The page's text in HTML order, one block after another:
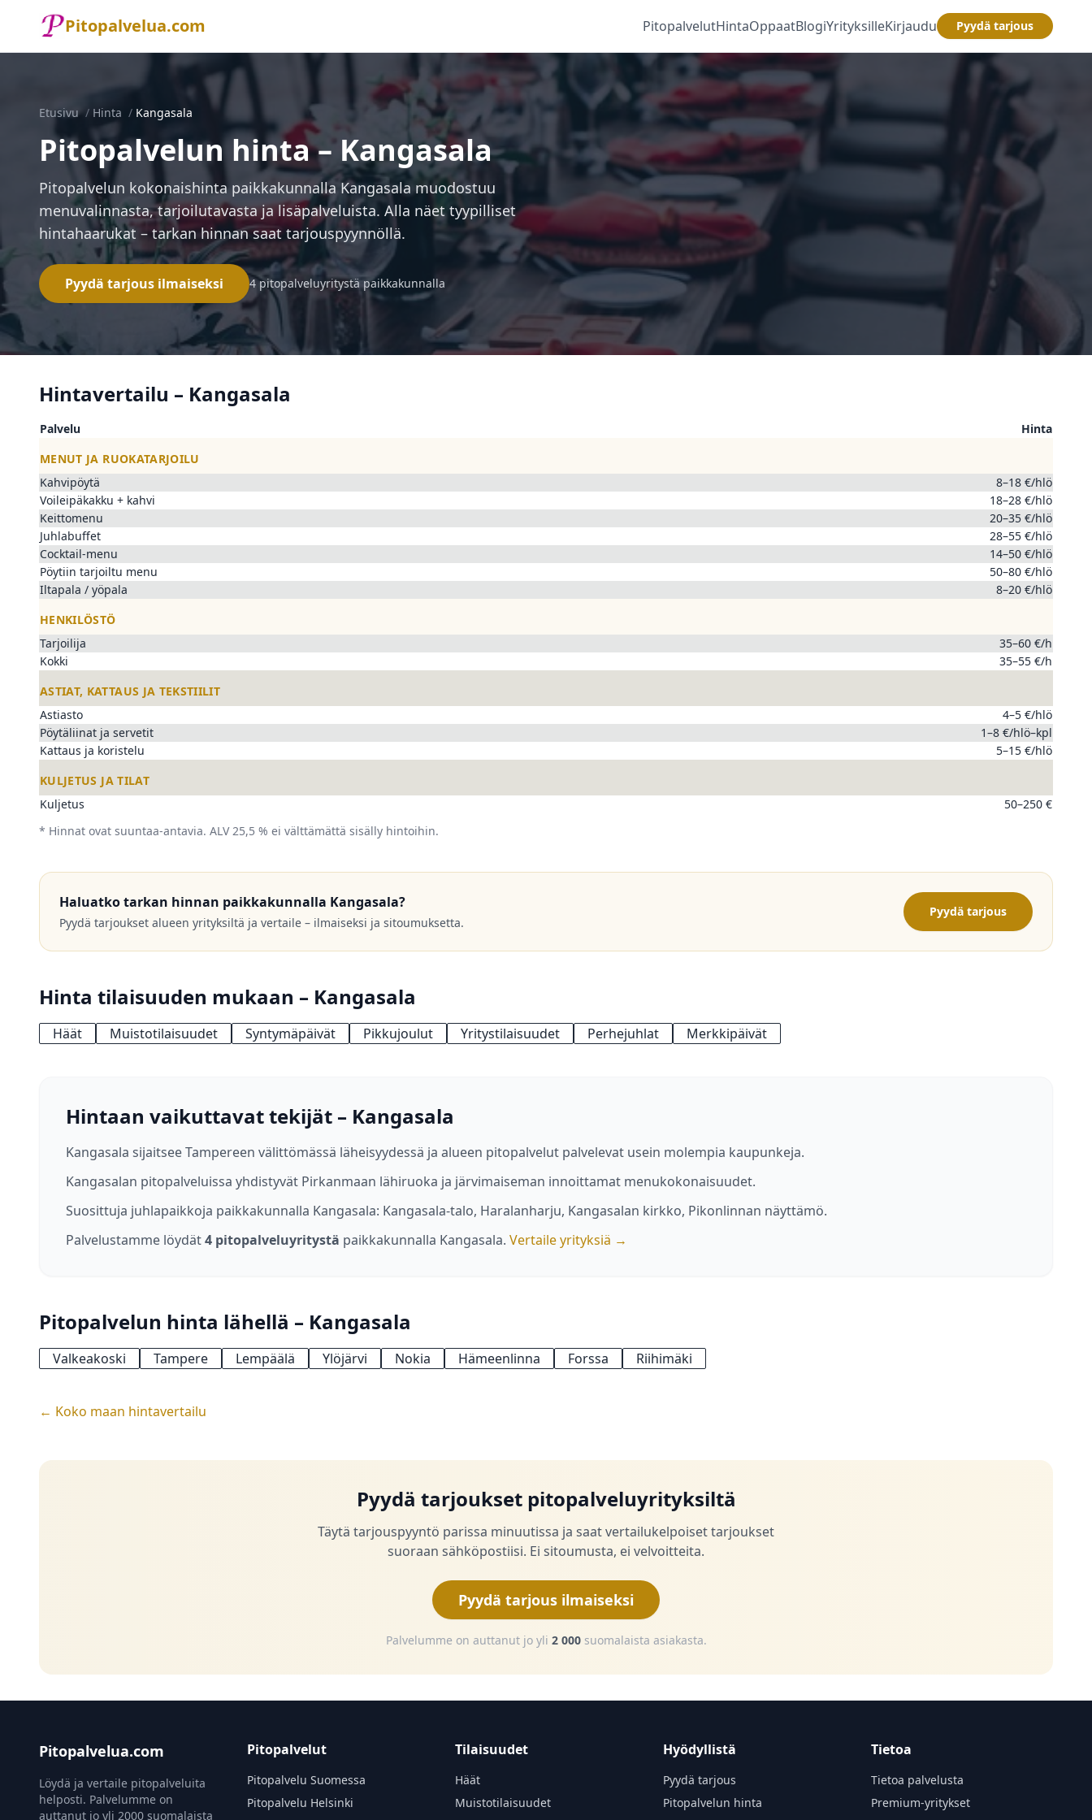
Pitopalvelua.com PitopalvelutHintaOppaatBlogiYrityksilleKirjaudu Pyydä tarjous
Etusivu / Hinta / Kangasala
Pitopalvelun hinta – Kangasala
Pitopalvelun kokonaishinta paikkakunnalla Kangasala muodostuu
menuvalinnasta, tarjoilutavasta ja lisäpalveluista. Alla näet tyypilliset
hintahaarukat – tarkan hinnan saat tarjouspyynnöllä.
Pyydä tarjous ilmaiseksi 4 pitopalveluyritystä paikkakunnalla
Hintavertailu – Kangasala
Palvelu
Hinta
MENUT JA RUOKATARJOILU
Kahvipöytä
8–18 €/hlö
Voileipäkakku + kahvi
18–28 €/hlö
Keittomenu
20–35 €/hlö
Juhlabuffet
28–55 €/hlö
Cocktail-menu
14–50 €/hlö
Pöytiin tarjoiltu menu
50–80 €/hlö
Iltapala / yöpala
8–20 €/hlö
HENKILÖSTÖ
Tarjoilija
35–60 €/h
Kokki
35–55 €/h
ASTIAT, KATTAUS JA TEKSTIILIT
Astiasto
4–5 €/hlö
Pöytäliinat ja servetit
1–8 €/hlö–kpl
Kattaus ja koristelu
5–15 €/hlö
KULJETUS JA TILAT
Kuljetus
50–250 €
* Hinnat ovat suuntaa-antavia. ALV 25,5 % ei välttämättä sisälly hintoihin.
Haluatko tarkan hinnan paikkakunnalla Kangasala?
Pyydä tarjoukset alueen yrityksiltä ja vertaile – ilmaiseksi ja sitoumuksetta.
Pyydä tarjous
Hinta tilaisuuden mukaan – Kangasala
Häät Muistotilaisuudet Syntymäpäivät Pikkujoulut Yritystilaisuudet Perhejuhlat Merkkipäivät
Hintaan vaikuttavat tekijät – Kangasala
Kangasala sijaitsee Tampereen välittömässä läheisyydessä ja alueen pitopalvelut palvelevat usein molempia kaupunkeja.
Kangasalan pitopalveluissa yhdistyvät Pirkanmaan lähiruoka ja järvimaiseman innoittamat menukokonaisuudet.
Suosittuja juhlapaikkoja paikkakunnalla Kangasala: Kangasala-talo, Haralanharju, Kangasalan kirkko, Pikonlinnan näyttämö.
Palvelustamme löydät4 pitopalveluyritystä paikkakunnalla Kangasala. Vertaile yrityksiä →
Pitopalvelun hinta lähellä – Kangasala
Valkeakoski Tampere Lempäälä Ylöjärvi Nokia Hämeenlinna Forssa Riihimäki
← Koko maan hintavertailu
Pyydä tarjoukset pitopalveluyrityksiltä
Täytä tarjouspyyntö parissa minuutissa ja saat vertailukelpoiset tarjoukset
suoraan sähköpostiisi. Ei sitoumusta, ei velvoitteita.
Pyydä tarjous ilmaiseksi
Palvelumme on auttanut jo yli 2 000suomalaista asiakasta.
Pitopalvelua.com
Löydä ja vertaile pitopalveluita
helposti. Palvelumme on
auttanut jo yli 2000 suomalaista
Pitopalvelut
Pitopalvelu Suomessa
Pitopalvelu Helsinki
Tilaisuudet
Häät
Muistotilaisuudet
Hyödyllistä
Pyydä tarjous
Pitopalvelun hinta
Tietoa
Tietoa palvelusta
Premium-yritykset